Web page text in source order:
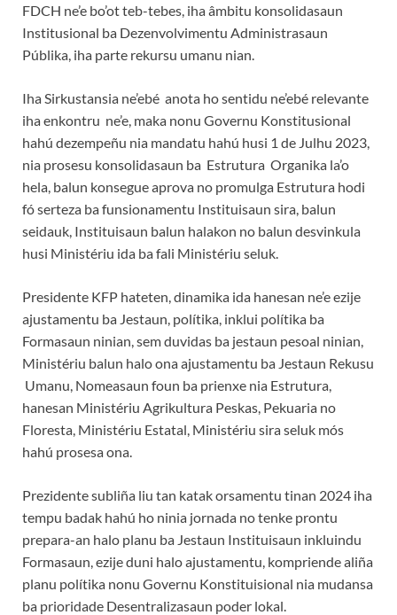
FDCH ne’e bo’ot teb-tebes, iha âmbitu konsolidasaun
Institusional ba Dezenvolvimentu Administrasaun
Públika, iha parte rekursu umanu nian.
Iha Sirkustansia ne’ebé anota ho sentidu ne’ebé relevante
iha enkontru ne’e, maka nonu Governu Konstitusional
hahú dezempeñu nia mandatu hahú husi 1 de Julhu 2023,
nia prosesu konsolidasaun ba Estrutura Organika la’o
hela, balun konsegue aprova no promulga Estrutura hodi
fó serteza ba funsionamentu Instituisaun sira, balun
seidauk, Instituisaun balun halakon no balun desvinkula
husi Ministériu ida ba fali Ministériu seluk.
Presidente KFP hateten, dinamika ida hanesan ne’e ezije
ajustamentu ba Jestaun, polítika, inklui polítika ba
Formasaun ninian, sem duvidas ba jestaun pesoal ninian,
Ministériu balun halo ona ajustamentu ba Jestaun Rekusu
Umanu, Nomeasaun foun ba prienxe nia Estrutura,
hanesan Ministériu Agrikultura Peskas, Pekuaria no
Floresta, Ministériu Estatal, Ministériu sira seluk mós
hahú prosesa ona.
Prezidente subliña liu tan katak orsamentu tinan 2024 iha
tempu badak hahú ho ninia jornada no tenke prontu
prepara-an halo planu ba Jestaun Instituisaun inkluindu
Formasaun, ezije duni halo ajustamentu, kompriende aliña
planu polítika nonu Governu Konstituisional nia mudansa
ba prioridade Desentralizasaun poder lokal.